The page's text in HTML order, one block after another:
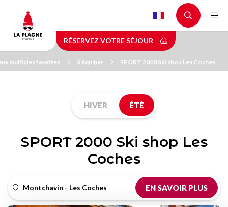
contenu
principal
RÉSERVEZ VOTRE SÉJOUR
multiples facettes S'équiper SPORT 2000 Ski shop Les Coches
HIVER ÉTÉ
SPORT 2000 Ski shop Les
Coches
Montchavin - Les Coches EN SAVOIR PLUS